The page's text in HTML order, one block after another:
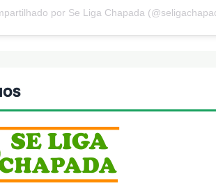
por Se Liga Chapada